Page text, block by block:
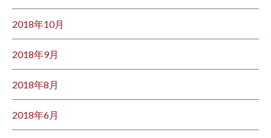
2018年10月
2018年9月
2018年8月
2018年6月